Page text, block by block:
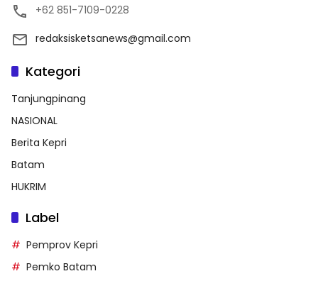
+62 851-7109-0228
redaksisketsanews@gmail.com
Kategori
Tanjungpinang
NASIONAL
Berita Kepri
Batam
HUKRIM
Label
Pemprov Kepri
Pemko Batam